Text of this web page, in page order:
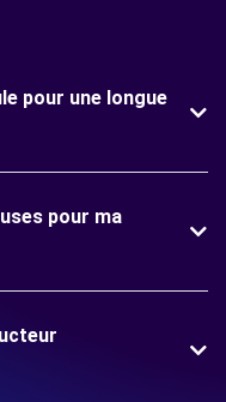
pour une longue
pour ma